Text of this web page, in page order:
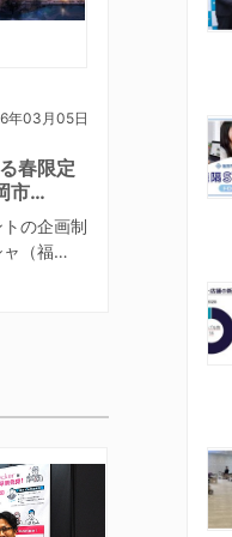
年03月05日
春限定
市…
の企画制
ャ（福…